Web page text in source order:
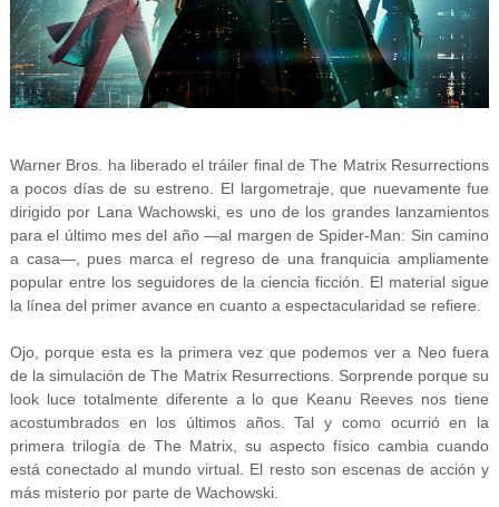
Warner Bros. ha liberado el tráiler final de The Matrix Resurrections
a pocos días de su estreno. El largometraje, que nuevamente fue
dirigido por Lana Wachowski, es uno de los grandes lanzamientos
para el último mes del año —al margen de Spider-Man: Sin camino
a casa—, pues marca el regreso de una franquicia ampliamente
popular entre los seguidores de la ciencia ficción. El material sigue
la línea del primer avance en cuanto a espectacularidad se refiere.
Ojo, porque esta es la primera vez que podemos ver a Neo fuera
de la simulación de The Matrix Resurrections. Sorprende porque su
look luce totalmente diferente a lo que Keanu Reeves nos tiene
acostumbrados en los últimos años. Tal y como ocurrió en la
primera trilogía de The Matrix, su aspecto físico cambia cuando
está conectado al mundo virtual. El resto son escenas de acción y
más misterio por parte de Wachowski.